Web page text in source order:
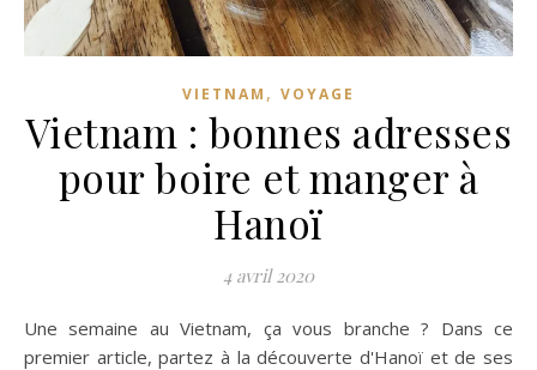
VIETNAM , VOYAGE
Vietnam : bonnes adresses
pour boire et manger à
Hanoï
4 avril 2020
Une semaine au Vietnam, ça vous branche ? Dans ce
premier article, partez à la découverte d'Hanoï et de ses